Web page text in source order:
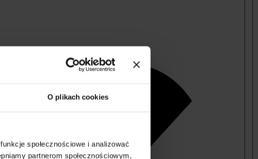
O plikach cookies
społecznościowe i analizować
partnerom społecznościowym,